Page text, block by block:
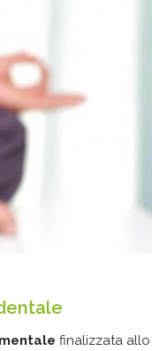
finalizzata allo